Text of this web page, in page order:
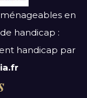
en
handicap :
handicap par